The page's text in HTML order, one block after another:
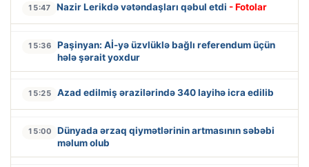
15:47 Nazir Lerikdə vətəndaşları qəbul etdi - Fotolar
15:36
Paşinyan: Aİ-yə üzvlüklə bağlı referendum üçün
hələ şərait yoxdur
15:25 Azad edilmiş ərazilərində 340 layihə icra edilib
15:00
Dünyada ərzaq qiymətlərinin artmasının səbəbi
məlum olub